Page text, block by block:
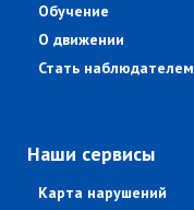
Обучение
О движении
Стать наблюдателем
Наши сервисы
Карта нарушений